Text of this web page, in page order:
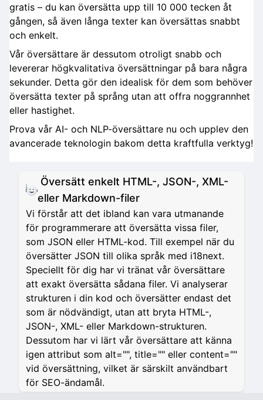
gratis – du kan översätta upp till 10 000 tecken åt
gången, så även långa texter kan översättas snabbt
och enkelt.
Vår översättare är dessutom otroligt snabb och
levererar högkvalitativa översättningar på bara några
sekunder. Detta gör den idealisk för dem som behöver
översätta texter på språng utan att offra noggrannhet
eller hastighet.
Prova vår AI- och NLP-översättare nu och upplev den
avancerade teknologin bakom detta kraftfulla verktyg!
Översätt enkelt HTML-, JSON-, XML-
eller Markdown-filer
Vi förstår att det ibland kan vara utmanande
för programmerare att översätta vissa filer,
som JSON eller HTML-kod. Till exempel när du
översätter JSON till olika språk med i18next.
Speciellt för dig har vi tränat vår översättare
att exakt översätta sådana filer. Vi analyserar
strukturen i din kod och översätter endast det
som är nödvändigt, utan att bryta HTML-,
JSON-, XML- eller Markdown-strukturen.
Dessutom har vi lärt vår översättare att känna
igen attribut som alt="", title="" eller content=""
vid översättning, vilket är särskilt användbart
för SEO-ändamål.